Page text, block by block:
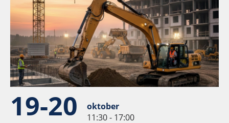
19-20
oktober
11:30 - 17:00